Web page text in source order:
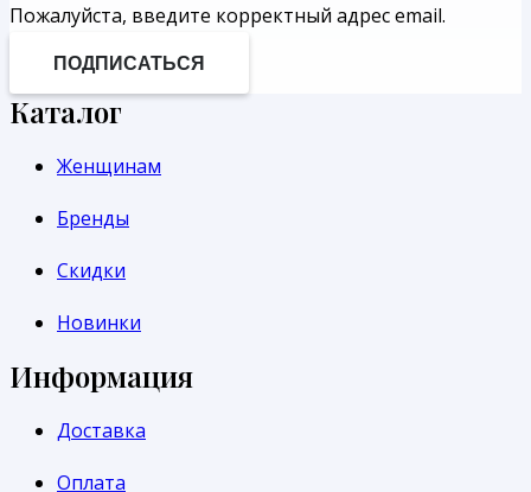
Пожалуйста, введите корректный адрес email.
ПОДПИСАТЬСЯ
Каталог
Женщинам
Бренды
Скидки
Новинки
Информация
Доставка
Оплата